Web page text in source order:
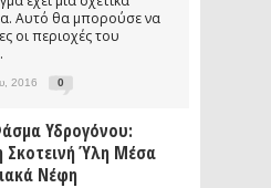
Αυτό θα μπορούσε να
οι περιοχές του
2016 0
Υδρογόνου:
Σκοτεινή Ύλη Μέσα
Νέφη